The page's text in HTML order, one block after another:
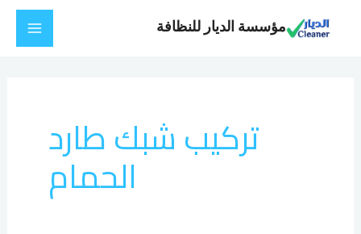
مؤسسة الديار للنظافة
Main
تركيب شبك طارد
الحمام